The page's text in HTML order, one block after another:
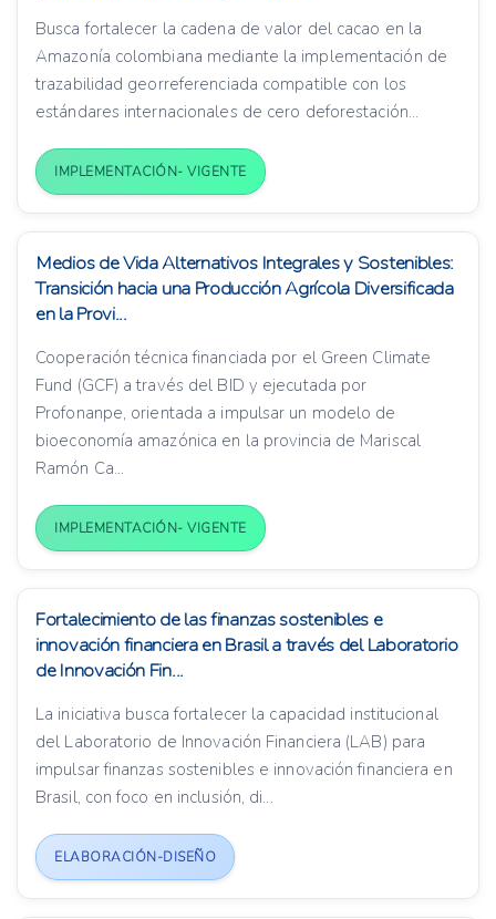
Busca fortalecer la cadena de valor del cacao en la
Amazonía colombiana mediante la implementación de
trazabilidad georreferenciada compatible con los
estándares internacionales de cero deforestación...
IMPLEMENTACIÓN- VIGENTE
Medios de Vida Alternativos Integrales y Sostenibles:
Transición hacia una Producción Agrícola Diversificada
en la Provi...
Cooperación técnica financiada por el Green Climate
Fund (GCF) a través del BID y ejecutada por
Profonanpe, orientada a impulsar un modelo de
bioeconomía amazónica en la provincia de Mariscal
Ramón Ca...
IMPLEMENTACIÓN- VIGENTE
Fortalecimiento de las finanzas sostenibles e
innovación financiera en Brasil a través del Laboratorio
de Innovación Fin...
La iniciativa busca fortalecer la capacidad institucional
del Laboratorio de Innovación Financiera (LAB) para
impulsar finanzas sostenibles e innovación financiera en
Brasil, con foco en inclusión, di...
ELABORACIÓN-DISEÑO